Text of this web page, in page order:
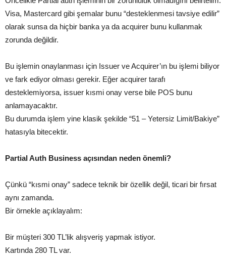
Visa, Mastercard gibi şemalar bunu “desteklenmesi tavsiye edilir”
olarak sunsa da hiçbir banka ya da acquirer bunu kullanmak
zorunda değildir.
Bu işlemin onaylanması için Issuer ve Acquirer’ın bu işlemi biliyor
ve fark ediyor olması gerekir. Eğer acquirer tarafı
desteklemiyorsa, issuer kısmi onay verse bile POS bunu
anlamayacaktır.
Bu durumda işlem yine klasik şekilde “51 – Yetersiz Limit/Bakiye”
hatasıyla bitecektir.
Partial Auth Business açısından neden önemli?
Çünkü “kısmi onay” sadece teknik bir özellik değil, ticari bir fırsat
aynı zamanda.
Bir örnekle açıklayalım:
Bir müşteri 300 TL’lik alışveriş yapmak istiyor.
Kartında 280 TL var.